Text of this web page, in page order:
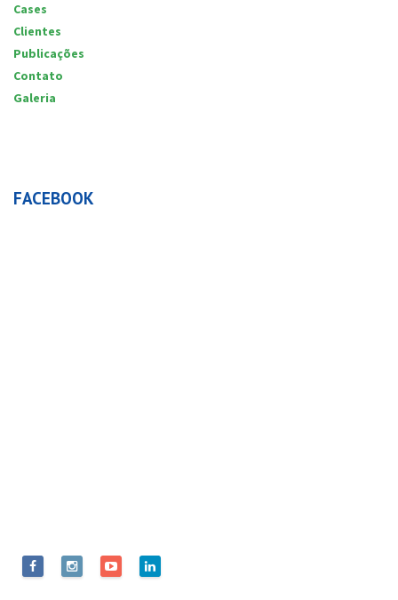
Cases
Clientes
Publicações
Contato
Galeria
FACEBOOK